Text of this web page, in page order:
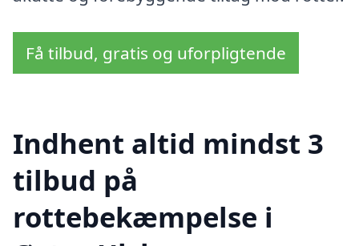
Få tilbud, gratis og uforpligtende
Indhent altid mindst 3
tilbud på
rottebekæmpelse i